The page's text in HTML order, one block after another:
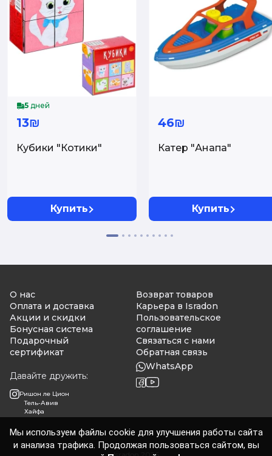
5 дней
13₪
Кубики "Котики"
Купить
46₪
Катер "Анапа"
Купить
О нас
Оплата и доставка
Акции и скидки
Бонусная система
Подарочный
сертификат
Давайте дружить:
Ришон ле Цион
Тель-Авив
Хайфа
Возврат товаров
Карьера в Isradon
Пользовательское
соглашение
Связаться с нами
Обратная связь
WhatsApp
Мы используем файлы cookie для улучшения работы сайта
и анализа трафика. Продолжая пользоваться сайтом, вы